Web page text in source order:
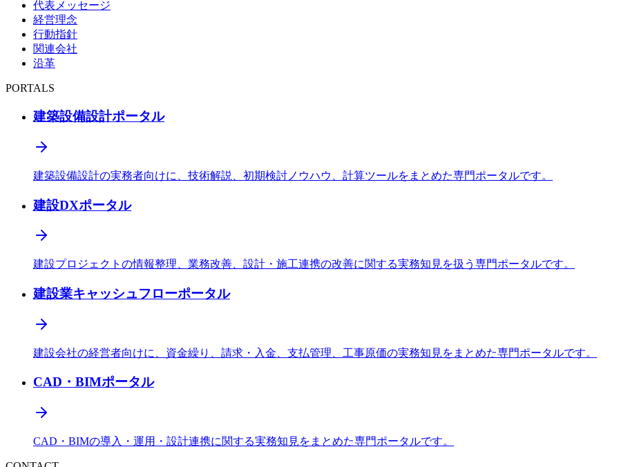
代表メッセージ
経営理念
行動指針
関連会社
沿革
PORTALS
建築設備設計ポータル
建築設備設計の実務者向けに、技術解説、初期検討ノウハウ、計算ツールをまとめた専門ポータルです。
建設DXポータル
建設プロジェクトの情報整理、業務改善、設計・施工連携の改善に関する実務知見を扱う専門ポータルです。
建設業キャッシュフローポータル
建設会社の経営者向けに、資金繰り、請求・入金、支払管理、工事原価の実務知見をまとめた専門ポータルです。
CAD・BIMポータル
CAD・BIMの導入・運用・設計連携に関する実務知見をまとめた専門ポータルです。